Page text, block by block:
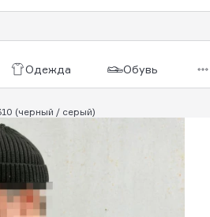
Одежда Обувь
(черный / серый)